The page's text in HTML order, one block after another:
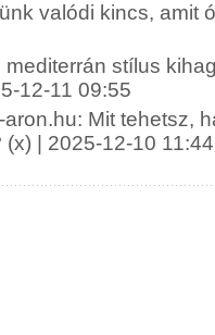
valódi kincs, amit
stílus
12-11 09:55
Mit tehetsz,
| 2025-12-10 11:44